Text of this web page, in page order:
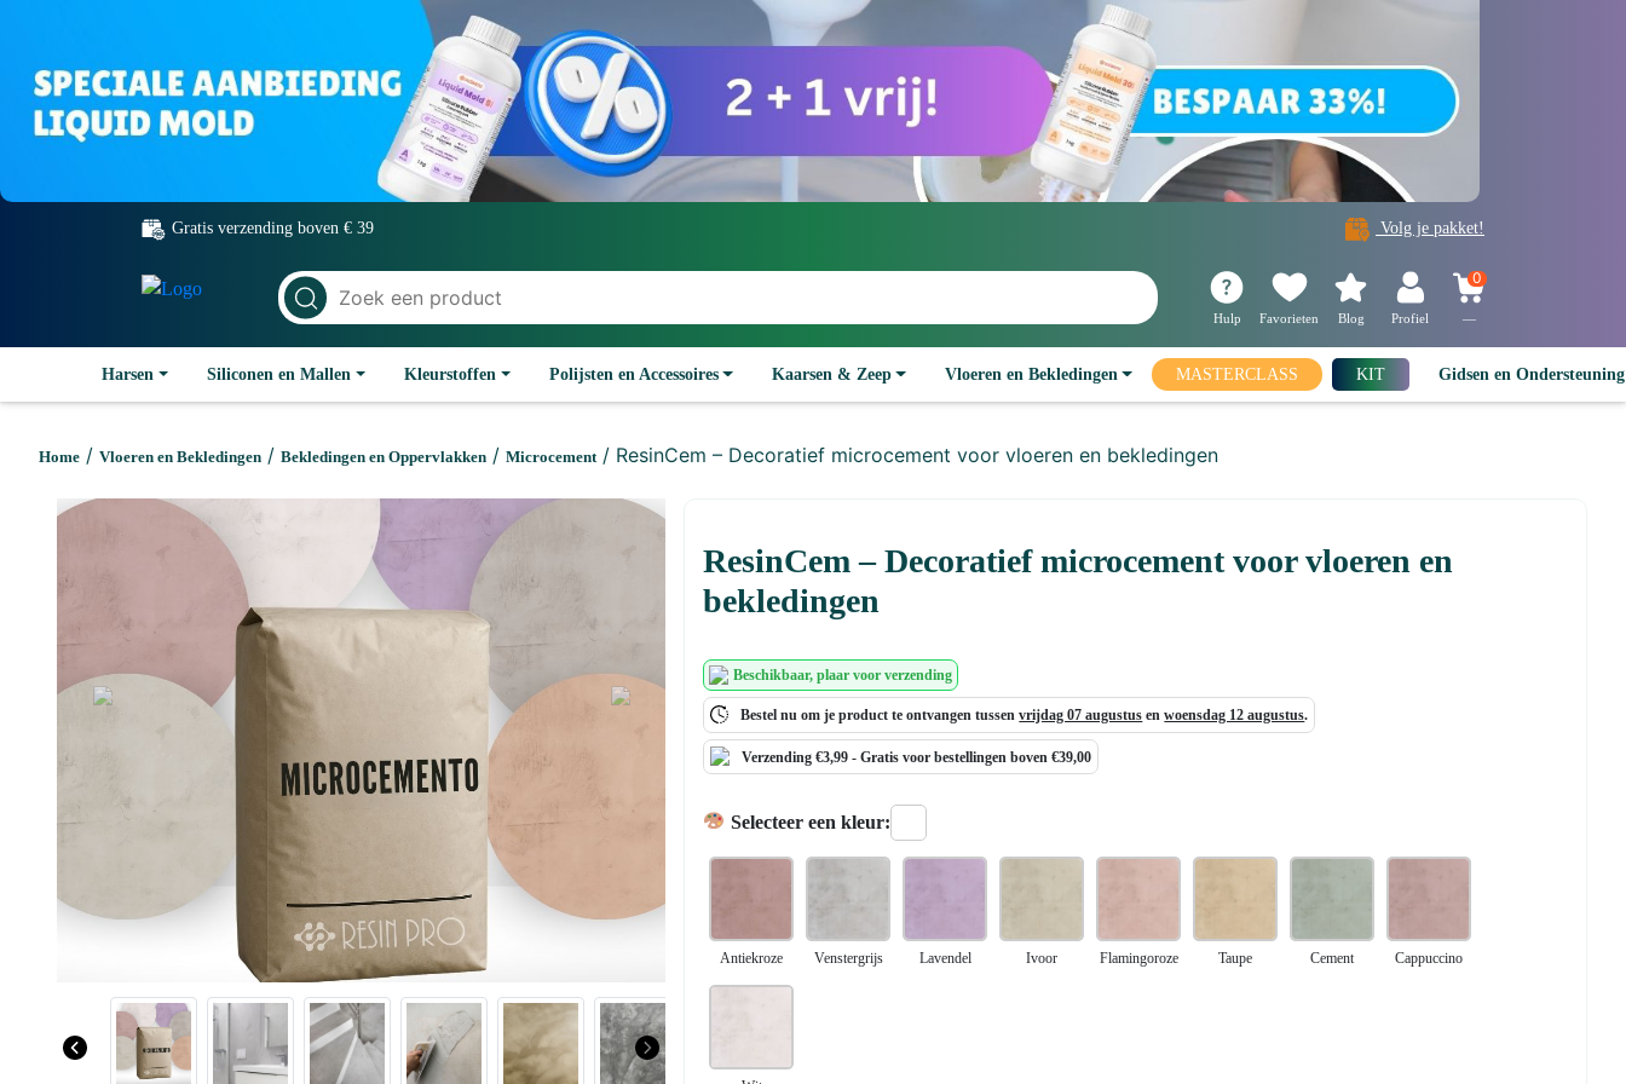
Gratis verzending boven € 39 Volg je pakket!
Hulp Favorieten Blog Profiel
0
—
Harsen Siliconen en Mallen Kleurstoffen Polijsten en Accessoires Kaarsen & Zeep Vloeren en Bekledingen MASTERCLASS KIT Gidsen en
Home / Vloeren en Bekledingen / Bekledingen en Oppervlakken / Microcement/ ResinCem – Decoratief microcement voor vloeren en bekledingen
Previous Next
ResinCem – Decoratief microcement voor vloeren en
bekledingen
Beschikbaar, plaar voor verzending
Bestel nu om je product te ontvangen tussenvrijdag 07 augustus enwoensdag 12 augustus.
Verzending €3,99 -Gratisvoor bestellingen boven €39,00
Selecteer een kleur:
Antiekroze Venstergrijs Lavendel Ivoor Flamingoroze Taupe Cement Cappuccino